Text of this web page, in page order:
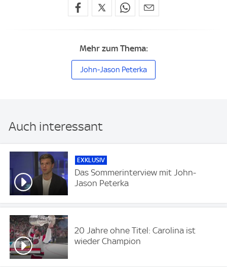
Mehr zum Thema:
John-Jason Peterka
Auch interessant
EXKLUSIV
Das Sommerinterview mit John-
Jason Peterka
20 Jahre ohne Titel: Carolina ist
wieder Champion